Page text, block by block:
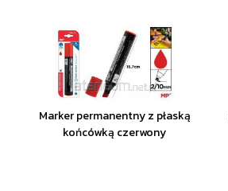
Marker permanentny z płaską
końcówką czerwony